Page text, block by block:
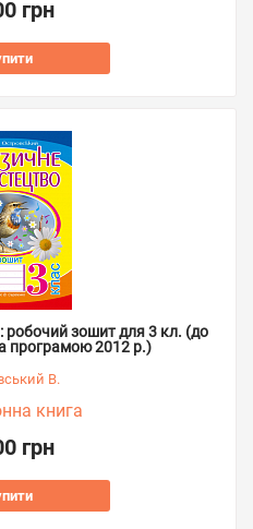
грн
робочий зошит для 3 кл. (до
програмою 2012 р.)
В.
книга
грн